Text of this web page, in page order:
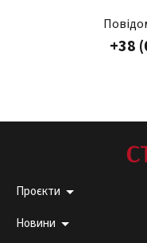
+38
Проєкти
Новини